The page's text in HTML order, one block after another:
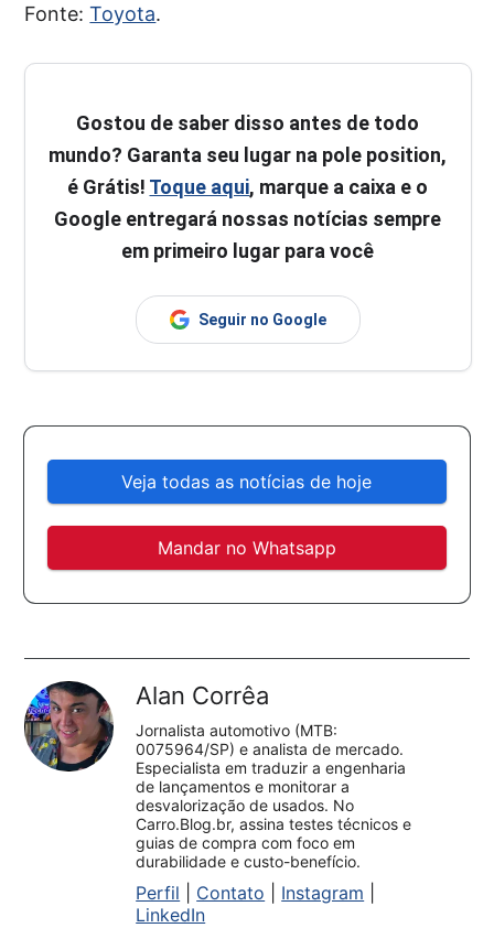
Fonte:Toyota.
Gostou de saber disso antes de todo
mundo? Garanta seu lugar na pole position,
é Grátis! Toque aqui, marque a caixa e o
Google entregará nossas notícias sempre
em primeiro lugar para você
Seguir no Google
Veja todas as notícias de hoje
Mandar no Whatsapp
Alan Corrêa
Jornalista automotivo (MTB:
0075964/SP) e analista de mercado.
Especialista em traduzir a engenharia
de lançamentos e monitorar a
desvalorização de usados. No
Carro.Blog.br, assina testes técnicos e
guias de compra com foco em
durabilidade e custo-benefício.
Perfil Contato Instagram
LinkedIn